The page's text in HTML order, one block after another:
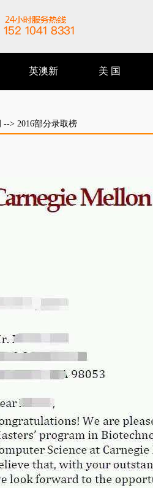
英澳新 美 国
--> 2016部分录取榜